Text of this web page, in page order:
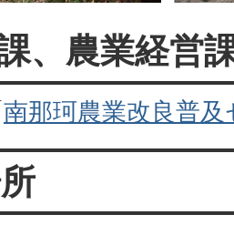
、農業経営
南那珂農業改良普